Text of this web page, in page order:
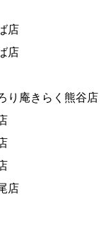
店
店
庵きらく熊谷店
店